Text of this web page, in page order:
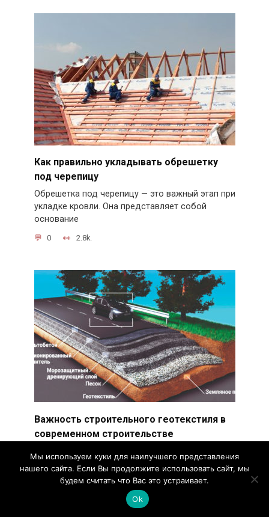
Как правильно укладывать обрешетку
под черепицу
Обрешетка под черепицу — это важный этап при
укладке кровли. Она представляет собой
основание
0 2.8k.
Важность строительного геотекстиля в
современном строительстве
Строительный геотекстиль — это материал,
который используется во многих строительных
проектах для
Мы используем куки для наилучшего представления
нашего сайта. Если Вы продолжите использовать сайт, мы
будем считать что Вас это устраивает.
Ok